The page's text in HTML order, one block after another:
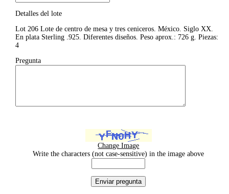
Detalles del lote
Lot 206 Lote de centro de mesa y tres ceniceros. México. Siglo XX.
En plata Sterling .925. Diferentes diseños. Peso aprox.: 726 g. Piezas:
4
Pregunta
Change Image
Write the characters (not case-sensitive) in the image above